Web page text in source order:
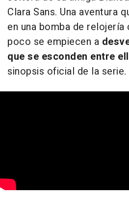
Clara Sans. Una aventura
en una bomba de relojería
poco se empiecen a
que se esconden entre
sinopsis oficial de la serie.